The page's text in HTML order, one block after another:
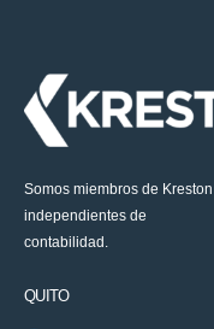
Somos miembros de
independientes de
contabilidad.
QUITO